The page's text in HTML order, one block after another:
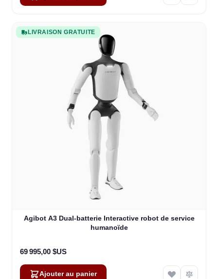
LIVRAISON GRATUITE
Agibot A3 Dual-batterie Interactive robot de service
humanoïde
69 995,00 $US
Ajouter au panier